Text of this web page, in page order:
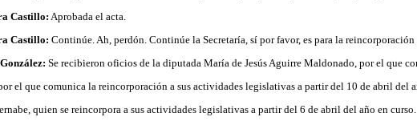
Castillo: Aprobada el acta.
Castillo: Continúe. Ah, perdón. Continúe la Secretaría, sí por favor, es para la
Se recibieron oficios de la diputada María de Jesús Aguirre Maldonado, por el que
el que comunica la reincorporación a sus actividades legislativas a partir del 10 de abril del
quien se reincorpora a sus actividades legislativas a partir del 6 de abril del año en curso.